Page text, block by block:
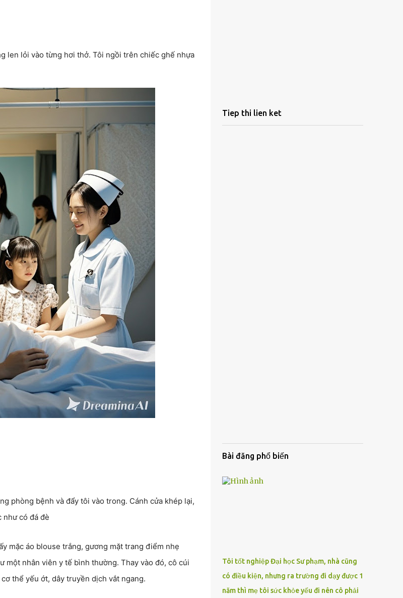
len lỏi vào từng hơi thở. Tôi ngồi trên chiếc ghế nhựa
phòng bệnh và đẩy tôi vào trong. Cánh cửa khép lại,
như có đá đè
mặc áo blouse trắng, gương mặt trang điểm nhẹ
một nhân viên y tế bình thường. Thay vào đó, cô cúi
thể yếu ớt, dây truyền dịch vắt ngang.
Tiep thi lien ket
Bài đăng phổ biến
Tôi tốt nghiệp Đại học Sư phạm, nhà cũng
có điều kiện, nhưng ra trường đi dạy được 1
năm thì mẹ tôi sức khỏe yếu đi nên cô phải